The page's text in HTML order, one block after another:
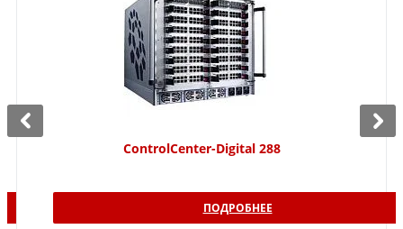
ControlCenter-Digital 288
ПОДРОБНЕЕ